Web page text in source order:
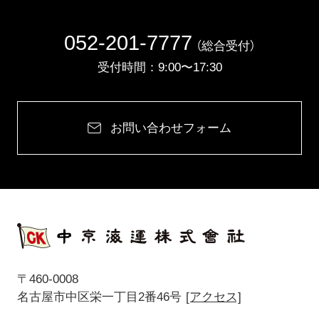
052-201-7777 （総合受付）
受付時間：9:00〜17:30
お問い合わせフォーム
〒460-0008
名古屋市中区栄一丁目2番46号 [アクセス]